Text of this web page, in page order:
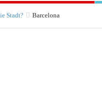
Stadt? Barcelona